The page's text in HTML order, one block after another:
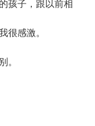
孩子，跟以前相
很感激。
。